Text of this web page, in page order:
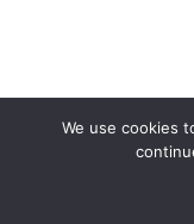
We use cookies